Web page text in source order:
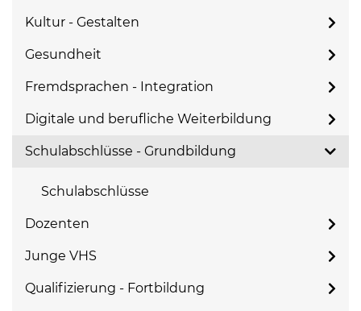
Kultur - Gestalten
Gesundheit
Fremdsprachen - Integration
Digitale und berufliche Weiterbildung
Schulabschlüsse - Grundbildung
Schulabschlüsse
Dozenten
Junge VHS
Qualifizierung - Fortbildung